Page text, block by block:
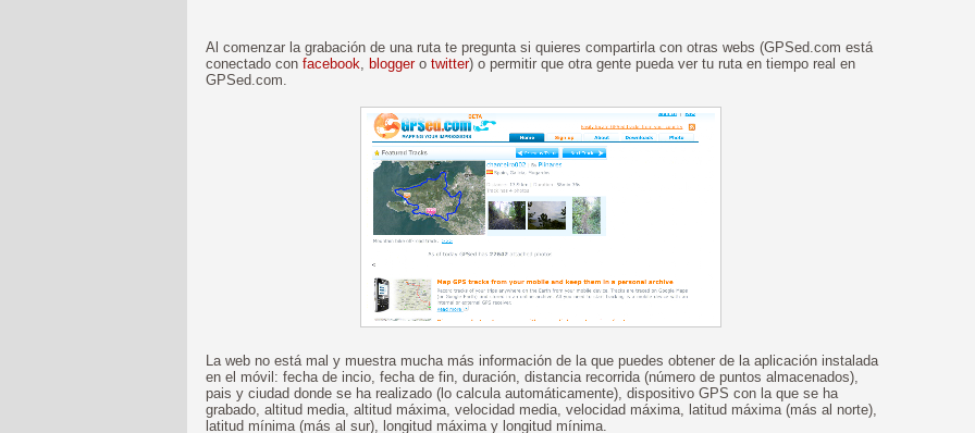
Al comenzar la grabación de una ruta te pregunta si quieres compartirla con otras webs (GPSed.com está
conectado con facebook, bloggero twitter) o permitir que otra gente pueda ver tu ruta en tiempo real en
GPSed.com.
La web no está mal y muestra mucha más información de la que puedes obtener de la aplicación instalada
en el móvil: fecha de incio, fecha de fin, duración, distancia recorrida (número de puntos almacenados),
pais y ciudad donde se ha realizado (lo calcula automáticamente), dispositivo GPS con la que se ha
grabado, altitud media, altitud máxima, velocidad media, velocidad máxima, latitud máxima (más al norte),
latitud mínima (más al sur), longitud máxima y longitud mínima.